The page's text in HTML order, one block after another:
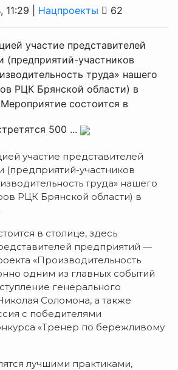
| Нацпроекты 62
участие представителей
(предприятий-участников
труда» нашего
РЦК Брянской области) в
состоится в
500 ...
участие представителей
(предприятий-участников
труда» нашего
РЦК Брянской области) в
в столице, здесь
предприятий —
«Производительность
одним из главных событий
генерального
Соломона, а также
с победителями
«Тренер по бережливому
лучшими практиками,